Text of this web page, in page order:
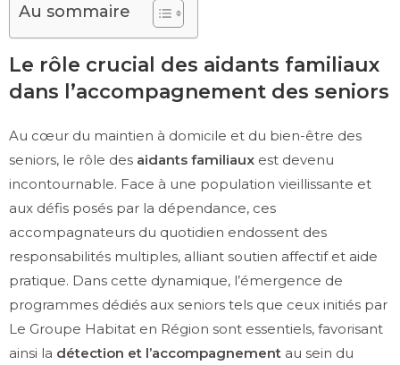
Au sommaire
Le rôle crucial des aidants familiaux
dans l’accompagnement des seniors
Au cœur du maintien à domicile et du bien-être des
seniors, le rôle des aidants familiaux est devenu
incontournable. Face à une population vieillissante et
aux défis posés par la dépendance, ces
accompagnateurs du quotidien endossent des
responsabilités multiples, alliant soutien affectif et aide
pratique. Dans cette dynamique, l’émergence de
programmes dédiés aux seniors tels que ceux initiés par
Le Groupe Habitat en Région sont essentiels, favorisant
ainsi la détection et l’accompagnement au sein du